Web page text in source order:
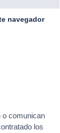
navegador
o comunican
los